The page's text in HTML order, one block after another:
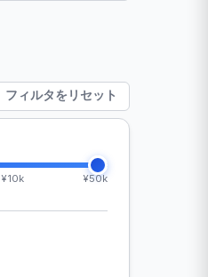
フィルタをリセット
¥10k ¥50k